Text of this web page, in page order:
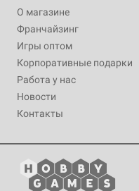
О магазине
Франчайзинг
Игры оптом
Корпоративные подарки
Работа у нас
Новости
Контакты